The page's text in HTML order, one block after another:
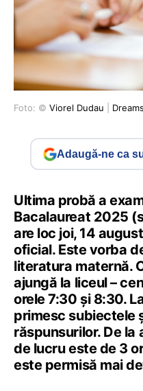
Foto: © Viorel Dudau
Adaugă-ne ca
Ultima probă a
Bacalaureat 2025
are loc joi, 14
oficial. Este vorba
literatura maternă.
ajungă la liceul –
orele 7:30 și 8:30.
primesc subiectele
răspunsurilor. De
de lucru este de 3
este permisă mai